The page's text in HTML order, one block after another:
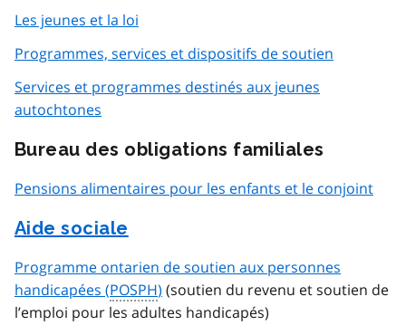
Les jeunes et la loi
Programmes, services et dispositifs de soutien
Services et programmes destinés aux jeunes
autochtones
Bureau des obligations familiales
Pensions alimentaires pour les enfants et le conjoint
Aide sociale
Programme ontarien de soutien aux personnes
handicapées (POSPH) (soutien du revenu et soutien de
l’emploi pour les adultes handicapés)